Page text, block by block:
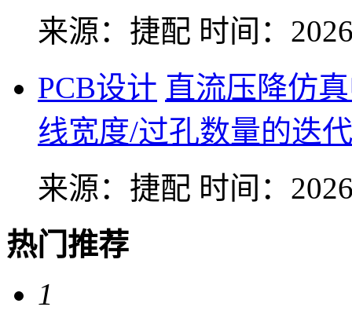
来源：捷配 时间：
PCB设计 直流压降仿
线宽度/过孔数量的迭
来源：捷配 时间：
热门推荐
1